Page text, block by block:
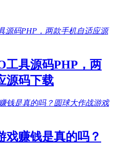
工具源码PHP，两
源码下载
戏赚钱是真的吗？